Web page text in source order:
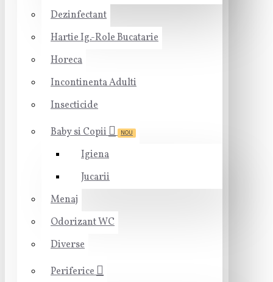
Dezinfectant
Hartie Ig.-Role Bucatarie
Horeca
Incontinenta Adulti
Insecticide
Baby si Copii
NOU
Igiena
Jucarii
Menaj
Odorizant WC
Diverse
Periferice